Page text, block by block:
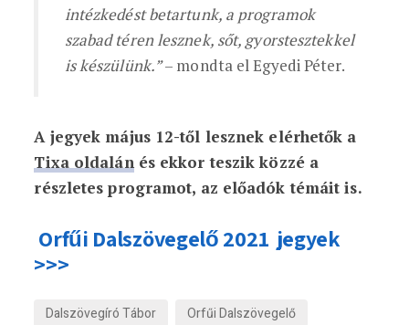
intézkedést betartunk, a programok
szabad téren lesznek, sőt, gyorstesztekkel
is készülünk.”– mondta el Egyedi Péter.
A jegyek május 12-től lesznek elérhetők a
Tixa oldalánés ekkor teszik közzé a
részletes programot, az előadók témáit is.
Orfűi Dalszövegelő 2021 jegyek
>>>
Dalszövegíró Tábor
Orfűi Dalszövegelő